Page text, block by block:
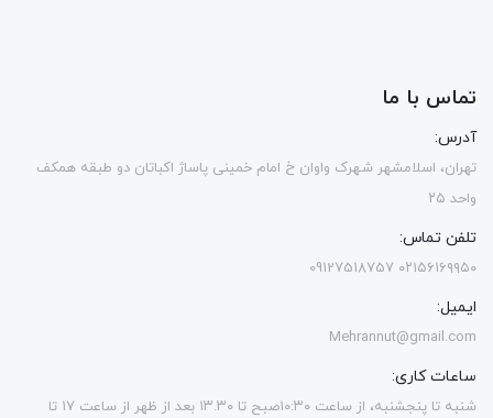
تماس با ما
آدرس:
تهران، اسلامشهر شهرک واوان خ امام خمینی پاساژ اکباتان دو طبقه همکف
واحد ۲۵
تلفن تماس:
۰۲۱۵۶۱۶۹۹۵۰ 09127518757
ایمیل:
Mehrannut@gmail.com
ساعات کاری:
شنبه تا پنجشنبه، از ساعت ۱۰:۳۰صبح تا ۱۳.۳۰ بعد از ظهر از ساعت ۱۷ تا